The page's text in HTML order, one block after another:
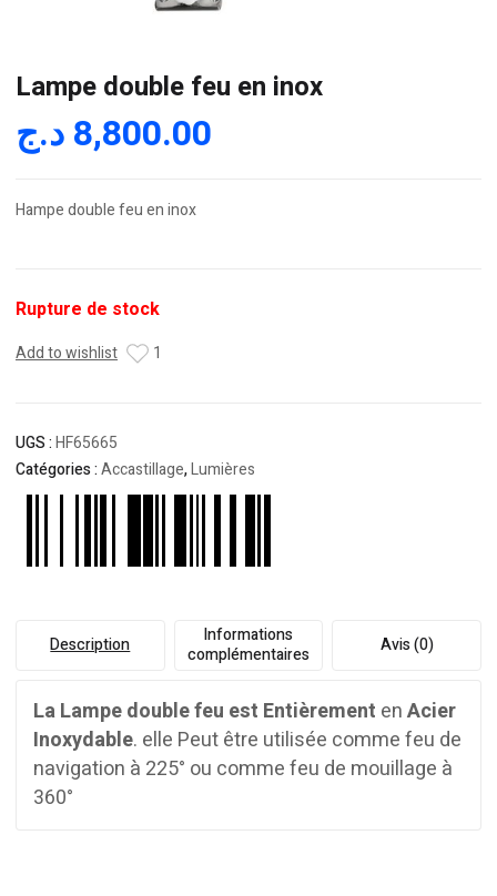
Lampe double feu en inox
8,800.00د.ج
Hampe double feu en inox
Rupture de stock
Add to wishlist 1
UGS :HF65665
Catégories :Accastillage,Lumières
Description
Informations
complémentaires
Avis (0)
La Lampe double feu est Entièrement enAcier
Inoxydable. elle Peut être utilisée comme feu de
navigation à 225° ou comme feu de mouillage à
360°